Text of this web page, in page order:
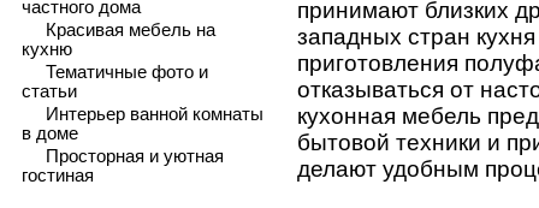
частного дома
Красивая мебель на
кухню
Тематичные фото и
статьи
Интерьер ванной комнаты
в доме
Просторная и уютная
гостиная
принимают близких
западных стран
приготовления
отказываться от
кухонная мебель
бытовой техники и
делают удобным